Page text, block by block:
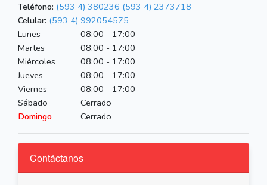
Teléfono: (593 4) 380236 (593 4) 2373718
Celular: (593 4) 992054575
Lunes
08:00 - 17:00
Martes
08:00 - 17:00
Miércoles
08:00 - 17:00
Jueves
08:00 - 17:00
Viernes
08:00 - 17:00
Sábado
Cerrado
Domingo
Cerrado
Contáctanos